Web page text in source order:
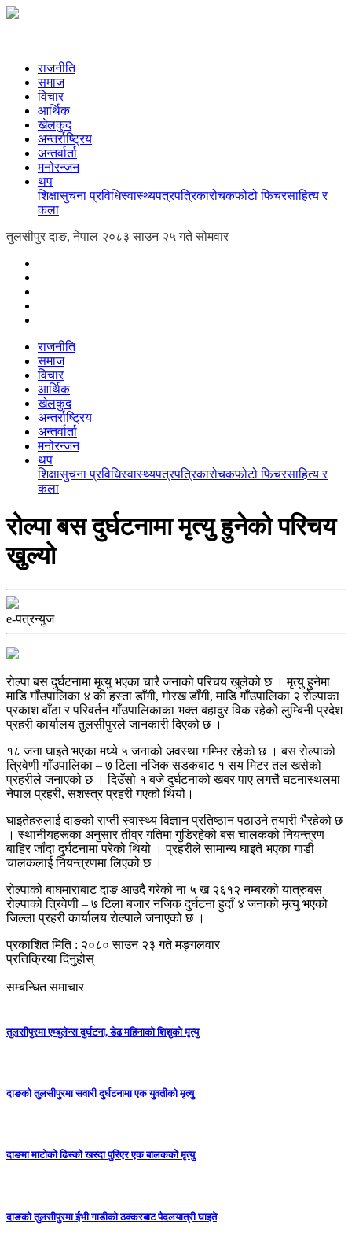
राजनीति
समाज
विचार
आर्थिक
खेलकुद
अन्तर्राष्ट्रिय
अन्तर्वार्ता
मनोरन्जन
थप
शिक्षासुचना प्रविधिस्वास्थ्यपत्रपत्रिकारोचकफोटो फिचरसाहित्य र
कला
तुलसीपुर दाङ, नेपाल २०८३ साउन २५ गते सोमवार
राजनीति
समाज
विचार
आर्थिक
खेलकुद
अन्तर्राष्ट्रिय
अन्तर्वार्ता
मनोरन्जन
थप
शिक्षासुचना प्रविधिस्वास्थ्यपत्रपत्रिकारोचकफोटो फिचरसाहित्य र
कला
रोल्पा बस दुर्घटनामा मृत्यु हुनेको परिचय
खुल्यो
e-पत्रन्युज
रोल्पा बस दुर्घटनामा मृत्यु भएका चारै जनाको परिचय खुलेको छ । मृत्यु हुनेमा
माडि गाँउपालिका ४ की हस्ता डाँगी, गोरख डाँगी, माडि गाँउपालिका २ रोल्पाका
प्रकाश बाँठा र परिवर्तन गाँउपालिकाका भक्त बहादुर विक रहेको लुम्बिनी प्रदेश
प्रहरी कार्यालय तुलसीपुरले जानकारी दिएको छ ।
१८ जना घाइते भएका मध्ये ५ जनाको अवस्था गम्भिर रहेको छ । बस रोल्पाको
त्रिवेणी गाँउपालिका – ७ टिला नजिक सडकबाट १ सय मिटर तल खसेको
प्रहरीले जनाएको छ । दिउँसो १ बजे दुर्घटनाको खबर पाए लगत्तै घटनास्थलमा
नेपाल प्रहरी, सशस्त्र प्रहरी गएको थियो।
घाइतेहरुलाई दाङको राप्ती स्वास्थ्य विज्ञान प्रतिष्ठान पठाउने तयारी भैरहेको छ
। स्थानीयहरूका अनुसार तीव्र गतिमा गुडिरहेको बस चालकको नियन्त्रण
बाहिर जाँदा दुर्घटनामा परेको थियो । प्रहरीले सामान्य घाइते भएका गाडी
चालकलाई नियन्त्रणमा लिएको छ ।
रोल्पाको बाघमाराबाट दाङ आउदै गरेको ना ५ ख २६१२ नम्बरको यात्रुबस
रोल्पाको त्रिवेणी – ७ टिला बजार नजिक दुर्घटना हुदाँ ४ जनाको मृत्यु भएको
जिल्ला प्रहरी कार्यालय रोल्पाले जनाएको छ ।
प्रकाशित मिति : २०८० साउन २३ गते मङ्गलवार
प्रतिक्रिया दिनुहोस्
सम्बन्धित समाचार
तुलसीपुरमा एम्बुलेन्स दुर्घटना, डेढ महिनाको शिशुको मृत्यु
दाङको तुलसीपुरमा सवारी दुर्घटनामा एक युवतीको मृत्यु
दाङमा माटोको ढिस्को खस्दा पुरिएर एक बालकको मृत्यु
दाङको तुलसीपुरमा ईभी गाडीको ठक्करबाट पैदलयात्री घाइते